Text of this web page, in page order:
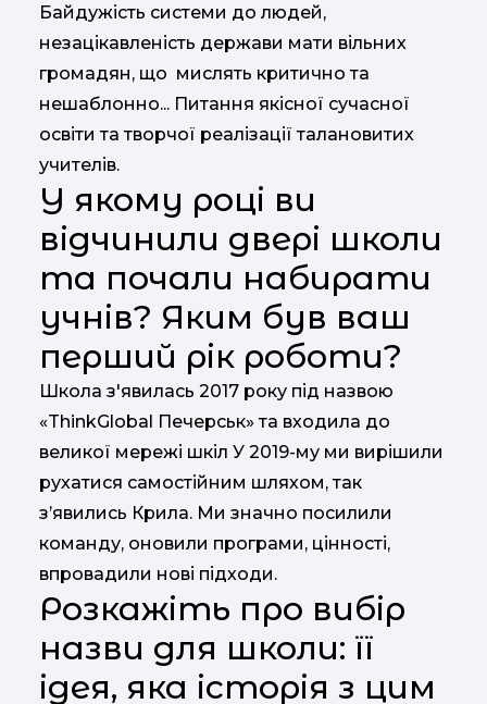
Байдужість системи до людей,
незацікавленість держави мати вільних
громадян, що мислять критично та
нешаблонно... Питання якісної сучасної
освіти та творчої реалізації талановитих
учителів.
У якому році ви
відчинили двері школи
та почали набирати
учнів? Яким був ваш
перший рік роботи?
Школа з'явилась 2017 року під назвою
«ThinkGlobal Печерськ» та входила до
великої мережі шкіл У 2019-му ми вирішили
рухатися самостійним шляхом, так
з’явились Крила. Ми значно посилили
команду, оновили програми, цінності,
впровадили нові підходи.
Розкажіть про вибір
назви для школи: її
ідея, яка історія з цим